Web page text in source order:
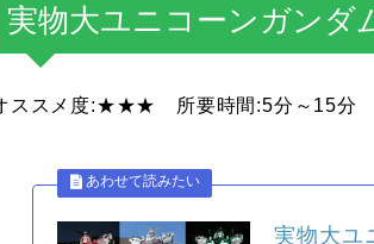
実物大ユニコーンガンダ
ススメ度:★★★ 所要時間:5分～15分
実物大ユ